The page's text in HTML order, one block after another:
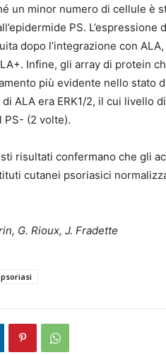
un minor numero di cellule è
PS.
dopo l’integrazione con
Infine, gli array di protein
più evidente nello stato
ALA era ERK1/2, il cui livello
PS- (2 volte).
risultati confermano che gli
cutanei psoriasici
G. Rioux, J. Fradette
psoriasi